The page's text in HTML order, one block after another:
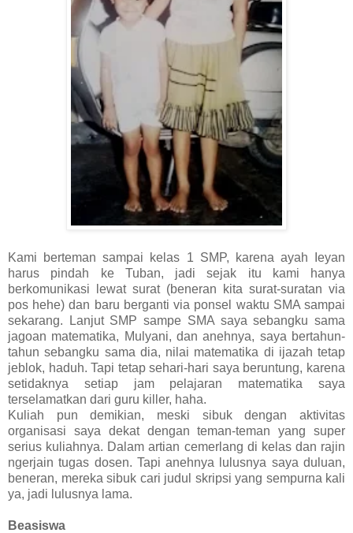
Kami berteman sampai kelas 1 SMP, karena ayah Ieyan
harus pindah ke Tuban, jadi sejak itu kami hanya
berkomunikasi lewat surat (beneran kita surat-suratan via
pos hehe) dan baru berganti via ponsel waktu SMA sampai
sekarang. Lanjut SMP sampe SMA saya sebangku sama
jagoan matematika, Mulyani, dan anehnya, saya bertahun-
tahun sebangku sama dia, nilai matematika di ijazah tetap
jeblok, haduh. Tapi tetap sehari-hari saya beruntung, karena
setidaknya setiap jam pelajaran matematika saya
terselamatkan dari guru killer, haha.
Kuliah pun demikian, meski sibuk dengan aktivitas
organisasi saya dekat dengan teman-teman yang super
serius kuliahnya. Dalam artian cemerlang di kelas dan rajin
ngerjain tugas dosen. Tapi anehnya lulusnya saya duluan,
beneran, mereka sibuk cari judul skripsi yang sempurna kali
ya, jadi lulusnya lama.
Beasiswa